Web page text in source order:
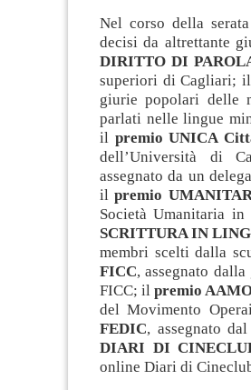
Nel corso della
decisi da altrettante
DIRITTO DI
superiori di Cagliari; il
giurie popolari delle
parlati nelle lingue
il premio UNICA
dell’Università di
assegnato da un
ilpremio
Società Umanitaria
SCRITTURA IN
membri scelti dalla
FICC, assegnato
FICC; il premio
del Movimento
FEDIC, assegnato
DIARI DI
online Diari di